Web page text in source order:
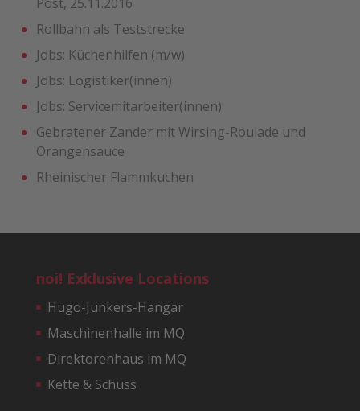
Rollbahn als Teststrecke
Jobs: Küchenhilfen (m/w)
Jobs: Logistiker(innen)
Jobs: Servicemitarbeiter(innen)
Gebratener Zander mit ­Wirsing-Roulade und
Orangensauce
Rheinischer Flammkuchen
noi! Exklusive Locations
Hugo-Junkers-Hangar
Maschinenhalle im MQ
Direktorenhaus im MQ
Kette & Schuss